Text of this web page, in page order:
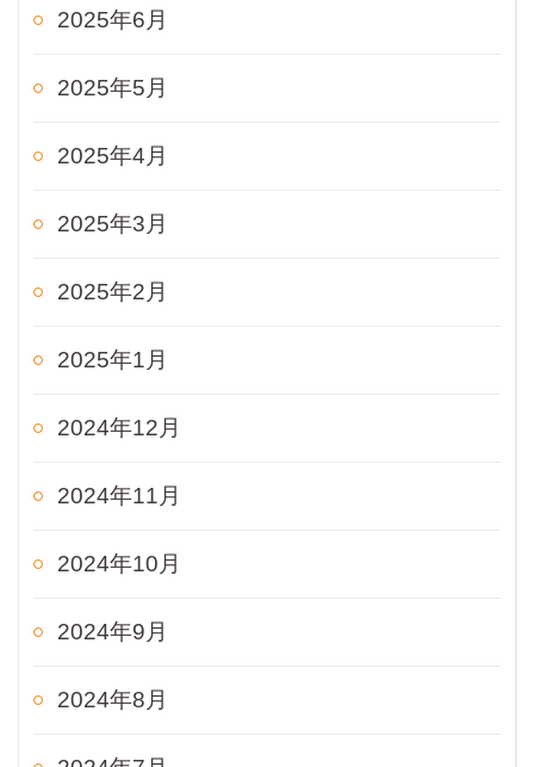
2025年6月
2025年5月
2025年4月
2025年3月
2025年2月
2025年1月
2024年12月
2024年11月
2024年10月
2024年9月
2024年8月